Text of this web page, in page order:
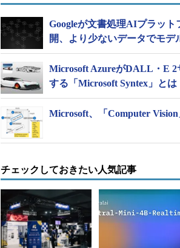
Googleが文書処理AIプラッ
開、より少ないデータでモデ
Microsoft AzureがDALL・E
する「Microsoft Syntex」とは
Microsoft、「Computer
チェックしておきたい人気記事